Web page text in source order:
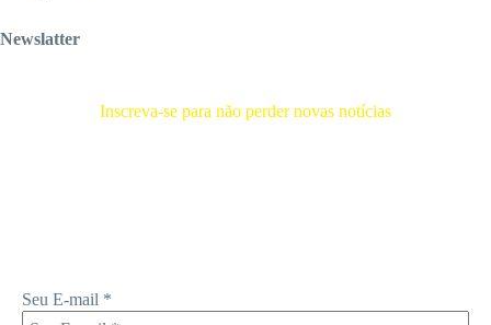
Newslatter
Inscreva-se para não perder novas notícias
Seu E-mail *